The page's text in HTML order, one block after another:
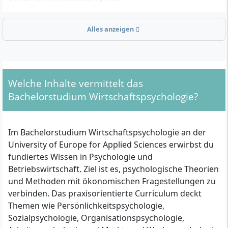
für alle, die Analysen, Menschenführung sowie digitale
und gesellschaftliche Transformationsprozesse an der
sollten offen für praxisorientiertes Lernen sowie bereit
sein, sich aktiv in Projekte mit externen
Wirtschaftspartnern einzubringen.
Zulassungsvoraussetzungen im Überblick
Hochschulzugangsberechtigung:
Hochschulreife (Abitur), Fachhochschulreife oder
ein gleichwertig anerkannter Abschluss. Alternativ
kann dasUE Foundation Diplomaals
Vorbereitung und Zugang erworben werden.
Ausgefülltes Bewerbungsformular
Alles anzeigen
Welche Inhalte vermittelt das
Bachelorstudium Wirtschaftspsychologie?
Im Bachelorstudium Wirtschaftspsychologie an der
University of Europe for Applied Sciences erwirbst du
fundiertes Wissen in Psychologie und
Betriebswirtschaft. Ziel ist es, psychologische Theorien
und Methoden mit ökonomischen Fragestellungen zu
verbinden. Das praxisorientierte Curriculum deckt
Themen wie Persönlichkeitspsychologie,
Sozialpsychologie, Organisationspsychologie,